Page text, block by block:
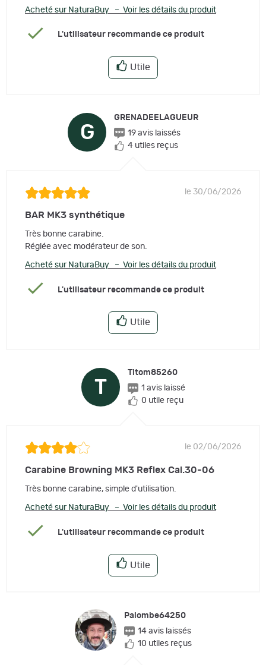
Acheté sur NaturaBuy – Voir les détails du produit
L'utilisateur recommande ce produit
Utile
G
GRENADEELAGUEUR
19 avis laissés
4 utiles reçus
le 30/06/2026
BAR MK3 synthétique
Très bonne carabine.
Réglée avec modérateur de son.
Acheté sur NaturaBuy – Voir les détails du produit
L'utilisateur recommande ce produit
Utile
T
Titom85260
1 avis laissé
0 utile reçu
le 02/06/2026
Carabine Browning MK3 Reflex Cal.30-06
Très bonne carabine, simple d'utilisation.
Acheté sur NaturaBuy – Voir les détails du produit
L'utilisateur recommande ce produit
Utile
Palombe64250
14 avis laissés
10 utiles reçus